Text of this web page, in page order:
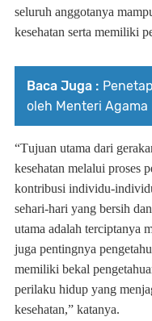
seluruh anggotanya
kesehatan serta memiliki
Baca Juga :
oleh Menteri Agama
“Tujuan utama dari
kesehatan melalui proses
kontribusi individu-
sehari-hari yang bersih
utama adalah terciptanya
juga pentingnya
memiliki bekal
perilaku hidup yang
kesehatan,” katanya.